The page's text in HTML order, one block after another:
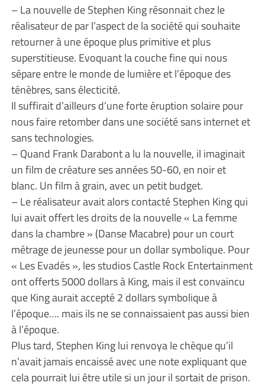
– La nouvelle de Stephen King résonnait chez le
réalisateur de par l’aspect de la société qui souhaite
retourner à une époque plus primitive et plus
superstitieuse. Evoquant la couche fine qui nous
sépare entre le monde de lumière et l’époque des
ténèbres, sans électicité.
Il suffirait d’ailleurs d’une forte éruption solaire pour
nous faire retomber dans une société sans internet et
sans technologies.
– Quand Frank Darabont a lu la nouvelle, il imaginait
un film de créature ses années 50-60, en noir et
blanc. Un film à grain, avec un petit budget.
– Le réalisateur avait alors contacté Stephen King qui
lui avait offert les droits de la nouvelle « La femme
dans la chambre » (Danse Macabre) pour un court
métrage de jeunesse pour un dollar symbolique. Pour
« Les Evadés », les studios Castle Rock Entertainment
ont offerts 5000 dollars à King, mais il est convaincu
que King aurait accepté 2 dollars symbolique à
l’époque…. mais ils ne se connaissaient pas aussi bien
à l’époque.
Plus tard, Stephen King lui renvoya le chèque qu’il
n’avait jamais encaissé avec une note expliquant que
cela pourrait lui être utile si un jour il sortait de prison.